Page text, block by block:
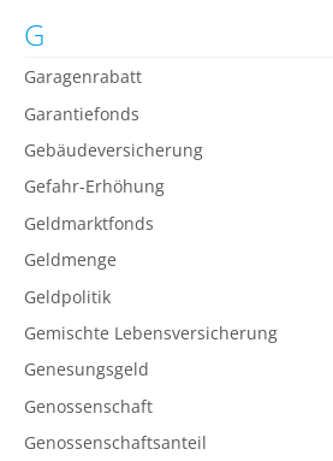
G
Garagenrabatt
Garantiefonds
Gebäudeversicherung
Gefahr-Erhöhung
Geldmarktfonds
Geldmenge
Geldpolitik
Gemischte Lebensversicherung
Genesungsgeld
Genossenschaft
Genossenschaftsanteil